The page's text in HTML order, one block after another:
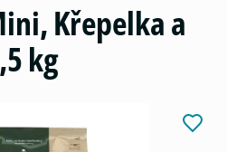
Křepelka a
kg